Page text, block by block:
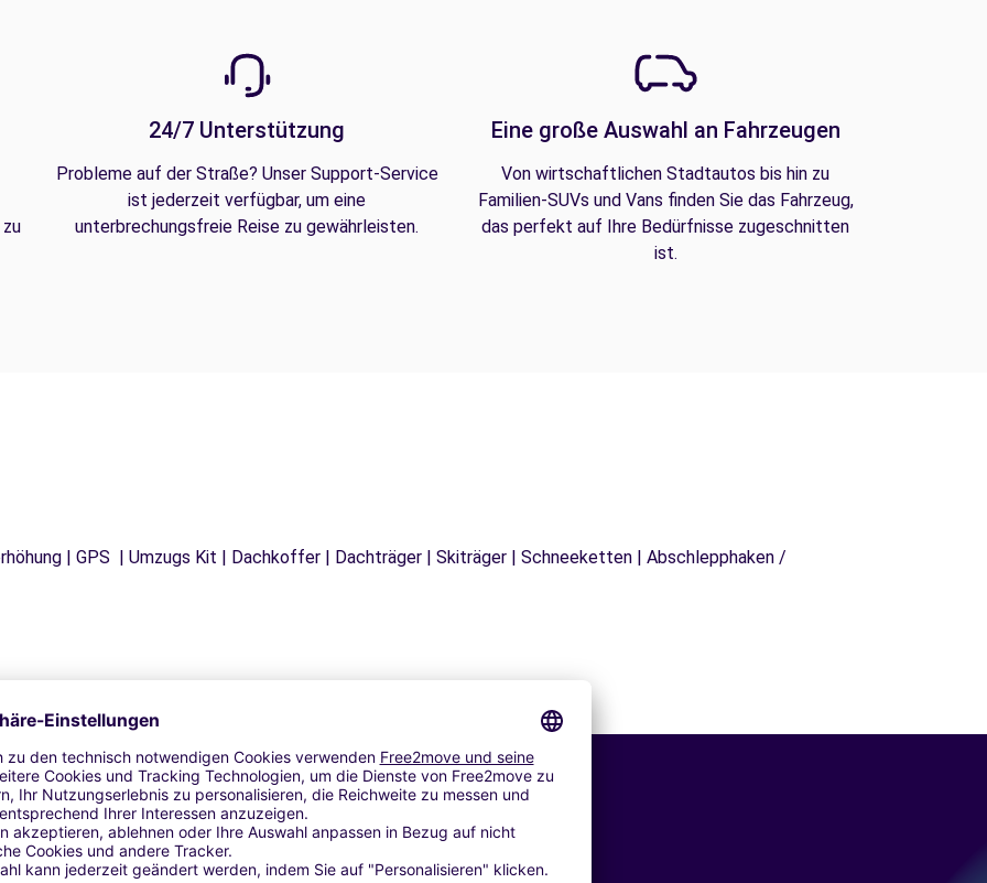
24/7 Unterstützung
Probleme auf der Straße? Unser Support-Service
ist jederzeit verfügbar, um eine
unterbrechungsfreie Reise zu gewährleisten.
Eine große Auswahl an Fahrzeugen
Von wirtschaftlichen Stadtautos bis hin zu
Familien-SUVs und Vans finden Sie das Fahrzeug,
das perfekt auf Ihre Bedürfnisse zugeschnitten
ist.
| GPS | Umzugs Kit | Dachkoffer | Dachträger | Skiträger | Schneeketten | Abschlepphaken /
Ähnliche Agenturen